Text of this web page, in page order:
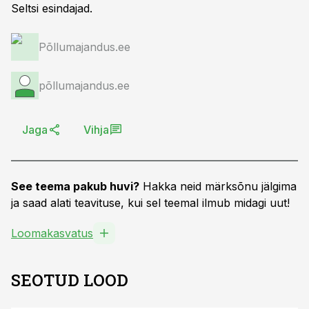
Seltsi esindajad.
Põllumajandus.ee
põllumajandus.ee
Jaga Vihja
See teema pakub huvi? Hakka neid märksõnu jälgima
ja saad alati teavituse, kui sel teemal ilmub midagi uut!
Loomakasvatus
SEOTUD LOOD